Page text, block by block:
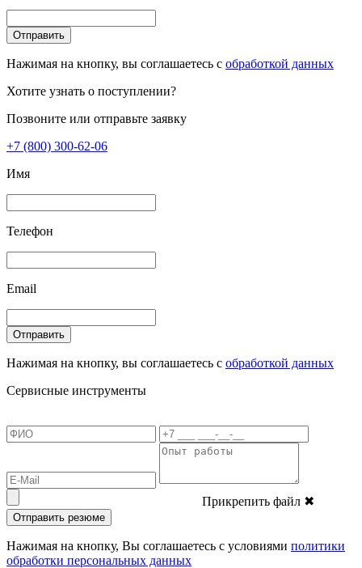
Отправить
Нажимая на кнопку, вы соглашаетесь с обработкой данных
Хотите узнать о поступлении?
Позвоните или отправьте заявку
+7 (800) 300-62-06
Имя
Телефон
Email
Отправить
Нажимая на кнопку, вы соглашаетесь с обработкой данных
Сервисные инструменты
Прикрепить файл ✖
Отправить резюме
Нажимая на кнопку, Вы соглашаетесь с условиями политики
обработки персональных данных